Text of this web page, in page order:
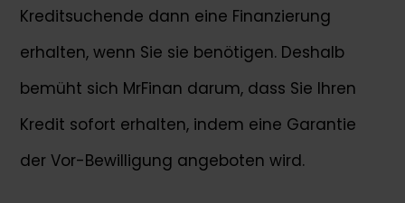
Kreditsuchende dann eine Finanzierung
erhalten, wenn Sie sie benötigen. Deshalb
bemüht sich MrFinan darum, dass Sie Ihren
Kredit sofort erhalten, indem eine Garantie
der Vor-Bewilligung angeboten wird.